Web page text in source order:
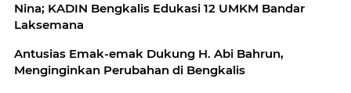
Nina; KADIN Bengkalis Edukasi 12 UMKM Bandar
Laksemana
Antusias Emak-emak Dukung H. Abi Bahrun,
Menginginkan Perubahan di Bengkalis